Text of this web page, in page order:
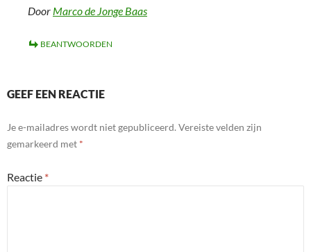
Door Marco de Jonge Baas
BEANTWOORDEN
GEEF EEN REACTIE
Je e-mailadres wordt niet gepubliceerd. Vereiste velden zijn
gemarkeerd met *
Reactie *